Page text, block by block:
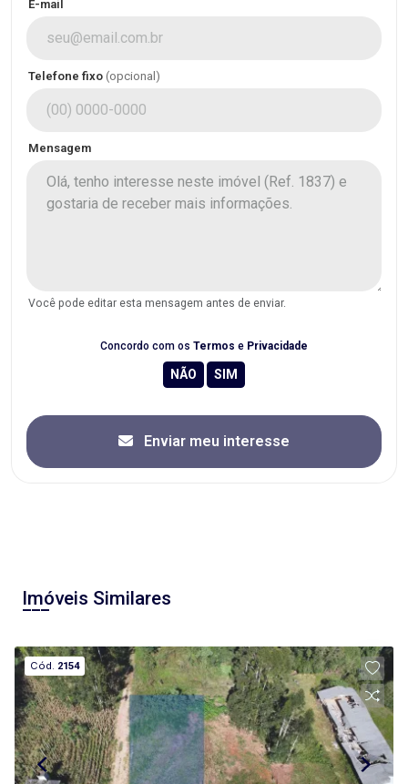
E-mail
Telefone fixo (opcional)
Mensagem
Você pode editar esta mensagem antes de enviar.
Concordo com os Termos e Privacidade
Enviar meu interesse
Imóveis Similares
Cód. 2154